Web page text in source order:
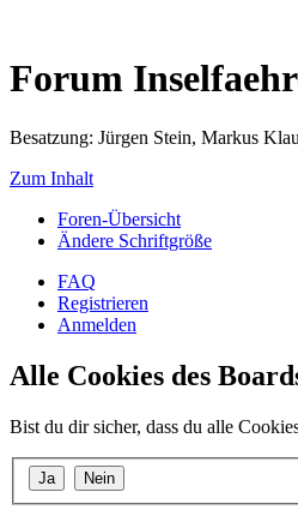
Forum
Besatzung: Jürgen Stein, Markus
Zum Inhalt
Foren-Übersicht
Ändere Schriftgröße
FAQ
Registrieren
Anmelden
Alle Cookies des
Bist du dir sicher, dass du alle